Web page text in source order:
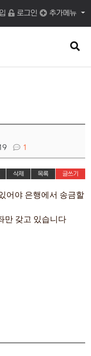
로그인 추가메뉴
검
버
1
삭제 목록 글쓰기
어야 은행에서 송금할
만 갖고 있습니다